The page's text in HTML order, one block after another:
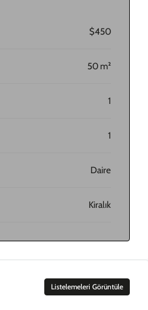
$450
50 m²
1
1
Daire
Kiralık
Listelemeleri Görüntüle